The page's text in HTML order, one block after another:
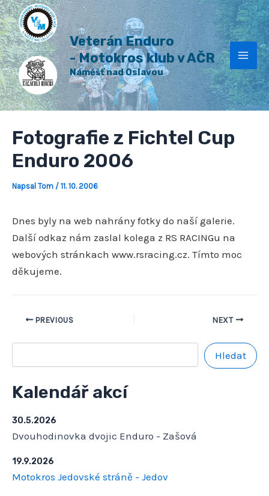
Přeskočit
na
obsah
Veterán Enduro
- Motokros klub v AČR
Náměšť nad Oslavou
Fotografie z Fichtel Cup
Enduro 2006
Napsal Tom / 11. 10. 2006
Dnes byly na web nahrány fotky do naší galerie.
Další odkaz nám zaslal kolega z RS RACINGu na
webových stránkach www.rsracing.cz. Tímto moc
děkujeme.
Post
navigation
PREVIOUS NEXT
H
l
e
d
a
t
Hledat
Kalendář akcí
30.5.2026
Dvouhodinovka dvojic Enduro - Zašová
19.9.2026
Motokros Jedovské stráně - Jedov